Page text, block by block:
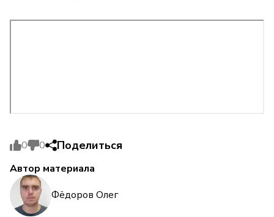
0 0 Поделиться
Автор материала
Фёдоров Олег